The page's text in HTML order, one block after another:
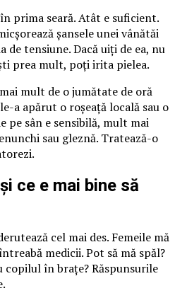
prima seară. Atât e suficient.
șansele unei vânătăi
de tensiune. Dacă uiți de ea, nu
prea mult, poți irita pielea.
mult de o jumătate de oră
a apărut o roșeață locală sau o
pe sân e sensibilă, mult mai
sau gleznă. Tratează-o
ce e mai bine să
cel mai des. Femeile mă
medicii. Pot să mă spăl?
copilul în brațe? Răspunsurile